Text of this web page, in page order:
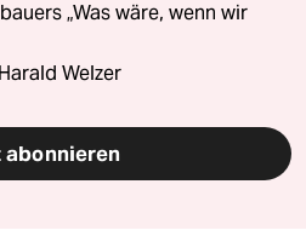
„Was wäre, wenn wir
Welzer